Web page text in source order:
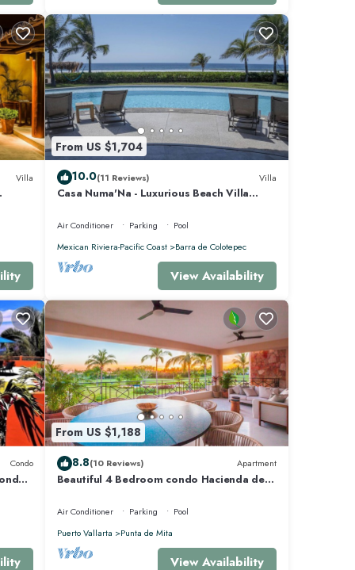
Villa
From US $1,704
10.0(11 Reviews) Villa
Casa Numa'Na - Luxurious Beach Villa
Air Conditioner Parking
Pool
Mexican Riviera-Pacific Coast
Barra de Colotepec
View Availability
Condo
From US $1,188
8.8(10 Reviews) Apartment
Beautiful 4 Bedroom condo Hacienda de
Air Conditioner Parking
Pool
Puerto Vallarta
Punta de Mita
View Availability